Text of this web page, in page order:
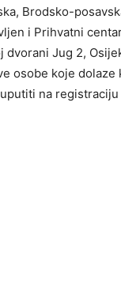
Brodsko-
i Prihvatni
dvorani Jug 2,
osobe koje
na